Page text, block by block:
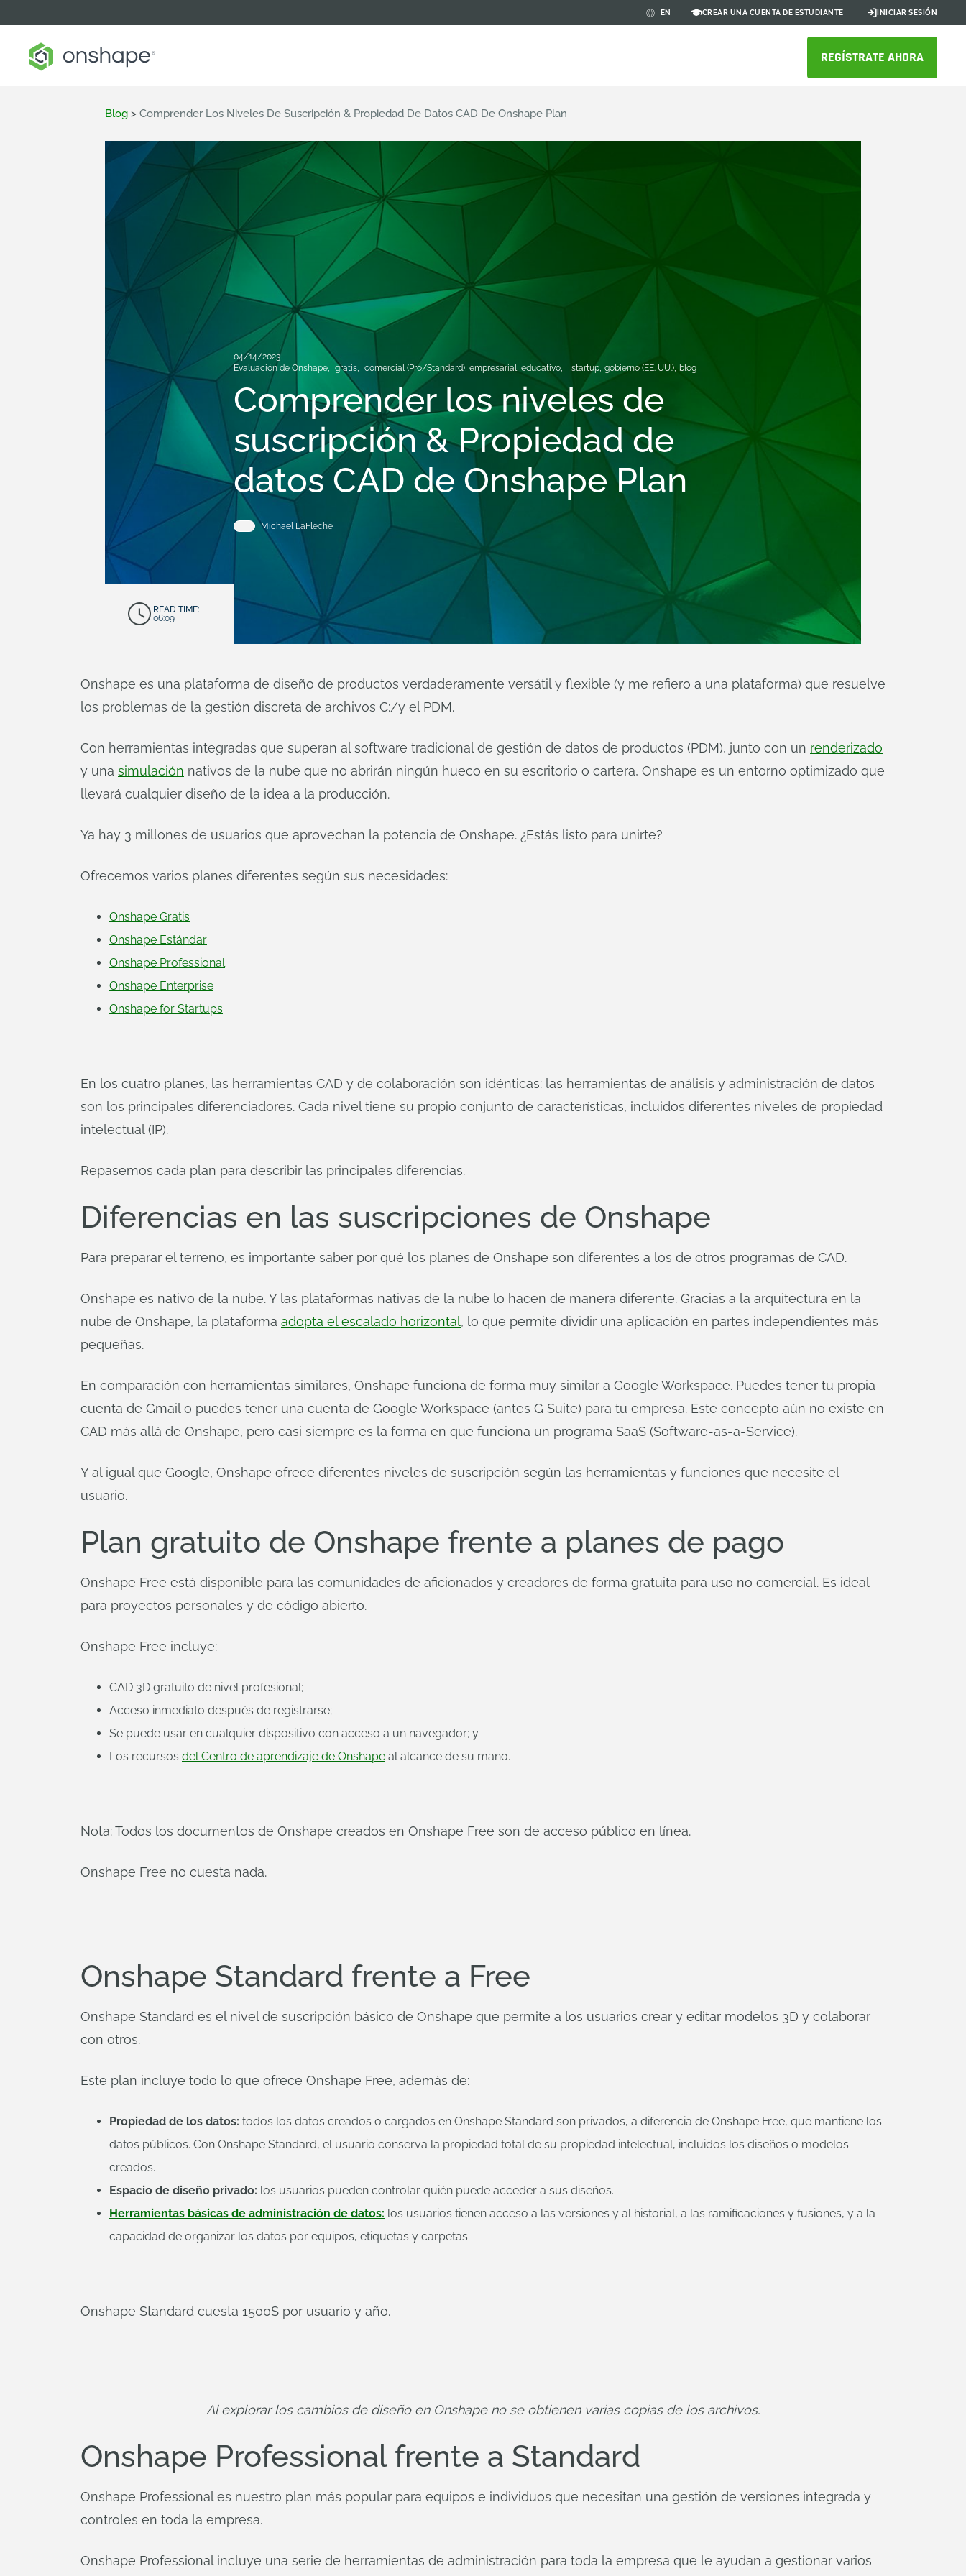
EN CREAR UNA CUENTA DE ESTUDIANTE INICIAR SESIÓN
REGÍSTRATE AHORA
Blog > Comprender Los Niveles De Suscripción & Propiedad De Datos CAD De Onshape Plan
04/14/2023
Evaluación de Onshape, gratis, comercial (Pro/Standard), empresarial, educativo, startup, gobierno (EE. UU.), blog
Comprender los niveles de
suscripción & Propiedad de
datos CAD de Onshape Plan
Michael LaFleche
READ TIME:
06:09
Onshape es una plataforma de diseño de productos verdaderamente versátil y flexible (y me refiero a una plataforma) que resuelve
los problemas de la gestión discreta de archivos C:/y el PDM.
Con herramientas integradas que superan al software tradicional de gestión de datos de productos (PDM), junto con un renderizado
y una simulación nativos de la nube que no abrirán ningún hueco en su escritorio o cartera, Onshape es un entorno optimizado que
llevará cualquier diseño de la idea a la producción.
Ya hay 3 millones de usuarios que aprovechan la potencia de Onshape. ¿Estás listo para unirte?
Ofrecemos varios planes diferentes según sus necesidades:
Onshape Gratis
Onshape Estándar
Onshape Professional
Onshape Enterprise
Onshape for Startups
En los cuatro planes, las herramientas CAD y de colaboración son idénticas: las herramientas de análisis y administración de datos
son los principales diferenciadores. Cada nivel tiene su propio conjunto de características, incluidos diferentes niveles de propiedad
intelectual (IP).
Repasemos cada plan para describir las principales diferencias.
Diferencias en las suscripciones de Onshape
Para preparar el terreno, es importante saber por qué los planes de Onshape son diferentes a los de otros programas de CAD.
Onshape es nativo de la nube. Y las plataformas nativas de la nube lo hacen de manera diferente. Gracias a la arquitectura en la
nube de Onshape, la plataforma adopta el escalado horizontal, lo que permite dividir una aplicación en partes independientes más
pequeñas.
En comparación con herramientas similares, Onshape funciona de forma muy similar a Google Workspace. Puedes tener tu propia
cuenta de Gmail o puedes tener una cuenta de Google Workspace (antes G Suite) para tu empresa. Este concepto aún no existe en
CAD más allá de Onshape, pero casi siempre es la forma en que funciona un programa SaaS (Software-as-a-Service).
Y al igual que Google, Onshape ofrece diferentes niveles de suscripción según las herramientas y funciones que necesite el
usuario.
Plan gratuito de Onshape frente a planes de pago
Onshape Free está disponible para las comunidades de aficionados y creadores de forma gratuita para uso no comercial. Es ideal
para proyectos personales y de código abierto.
Onshape Free incluye:
CAD 3D gratuito de nivel profesional;
Acceso inmediato después de registrarse;
Se puede usar en cualquier dispositivo con acceso a un navegador; y
Los recursos del Centro de aprendizaje de Onshape al alcance de su mano.
Nota: Todos los documentos de Onshape creados en Onshape Free son de acceso público en línea.
Onshape Free no cuesta nada.
Onshape Standard frente a Free
Onshape Standard es el nivel de suscripción básico de Onshape que permite a los usuarios crear y editar modelos 3D y colaborar
con otros.
Este plan incluye todo lo que ofrece Onshape Free, además de:
Propiedad de los datos: todos los datos creados o cargados en Onshape Standard son privados, a diferencia de Onshape Free, que mantiene los
datos públicos. Con Onshape Standard, el usuario conserva la propiedad total de su propiedad intelectual, incluidos los diseños o modelos
creados.
Espacio de diseño privado: los usuarios pueden controlar quién puede acceder a sus diseños.
Herramientas básicas de administración de datos: los usuarios tienen acceso a las versiones y al historial, a las ramificaciones y fusiones, y a la
capacidad de organizar los datos por equipos, etiquetas y carpetas.
Onshape Standard cuesta 1500$ por usuario y año.
Al explorar los cambios de diseño en Onshape no se obtienen varias copias de los archivos.
Onshape Professional frente a Standard
Onshape Professional es nuestro plan más popular para equipos e individuos que necesitan una gestión de versiones integrada y
controles en toda la empresa.
Onshape Professional incluye una serie de herramientas de administración para toda la empresa que le ayudan a gestionar varios